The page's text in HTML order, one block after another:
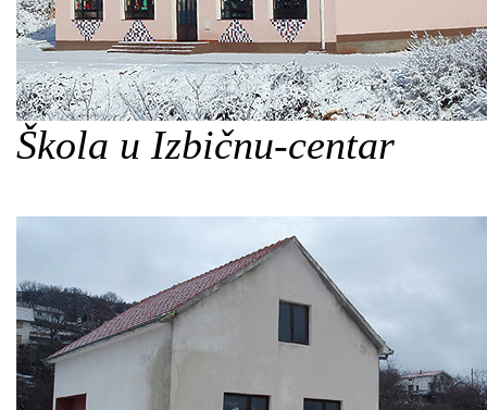
Škola u Izbičnu-centar